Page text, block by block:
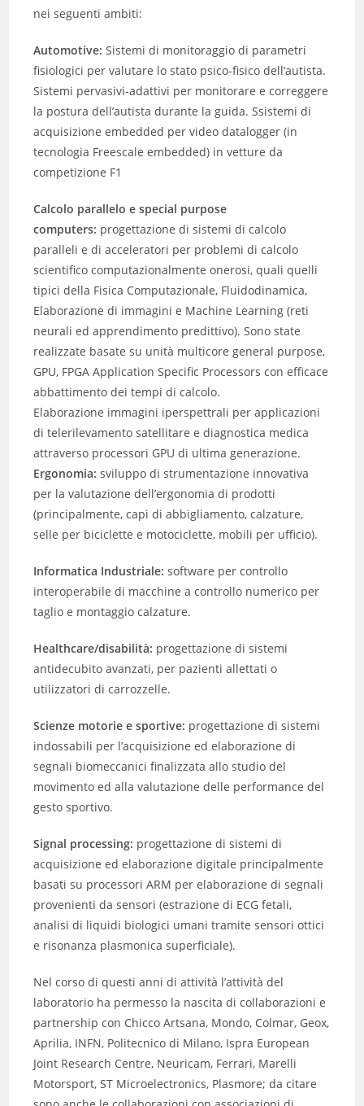
nei seguenti ambiti:
Automotive: Sistemi di monitoraggio di parametri
fisiologici per valutare lo stato psico-fisico dell’autista.
Sistemi pervasivi-adattivi per monitorare e correggere
la postura dell’autista durante la guida. Ssistemi di
acquisizione embedded per video datalogger (in
tecnologia Freescale embedded) in vetture da
competizione F1
Calcolo parallelo e special purpose
computers: progettazione di sistemi di calcolo
paralleli e di acceleratori per problemi di calcolo
scientifico computazionalmente onerosi, quali quelli
tipici della Fisica Computazionale, Fluidodinamica,
Elaborazione di immagini e Machine Learning (reti
neurali ed apprendimento predittivo). Sono state
realizzate basate su unità multicore general purpose,
GPU, FPGA Application Specific Processors con efficace
abbattimento dei tempi di calcolo.
Elaborazione immagini iperspettrali per applicazioni
di telerilevamento satellitare e diagnostica medica
attraverso processori GPU di ultima generazione.
Ergonomia:sviluppo di strumentazione innovativa
per la valutazione dell’ergonomia di prodotti
(principalmente, capi di abbigliamento, calzature,
selle per biciclette e motociclette, mobili per ufficio).
Informatica Industriale: software per controllo
interoperabile di macchine a controllo numerico per
taglio e montaggio calzature.
Healthcare/disabilità: progettazione di sistemi
antidecubito avanzati, per pazienti allettati o
utilizzatori di carrozzelle.
Scienze motorie e sportive: progettazione di sistemi
indossabili per l’acquisizione ed elaborazione di
segnali biomeccanici finalizzata allo studio del
movimento ed alla valutazione delle performance del
gesto sportivo.
Signal processing: progettazione di sistemi di
acquisizione ed elaborazione digitale principalmente
basati su processori ARM per elaborazione di segnali
provenienti da sensori (estrazione di ECG fetali,
analisi di liquidi biologici umani tramite sensori ottici
e risonanza plasmonica superficiale).
Nel corso di questi anni di attività l’attività del
laboratorio ha permesso la nascita di collaborazioni e
partnership con Chicco Artsana, Mondo, Colmar, Geox,
Aprilia, INFN, Politecnico di Milano, Ispra European
Joint Research Centre, Neuricam, Ferrari, Marelli
Motorsport, ST Microelectronics, Plasmore; da citare